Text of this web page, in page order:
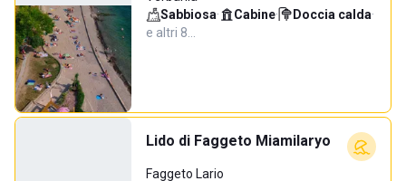
Sabbiosa· Cabine· Doccia calda·
e altri 8…
Lido di Faggeto Miamilaryo
Faggeto Lario